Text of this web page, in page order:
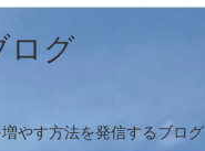
ログ
やす方法を発信するブログ